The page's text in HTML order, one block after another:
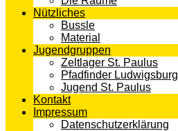
Nützliches
Bussle
Material
Jugendgruppen
Zeltlager St. Paulus
Pfadfinder Ludwigsburg
Jugend St. Paulus
Kontakt
Impressum
Datenschutzerklärung